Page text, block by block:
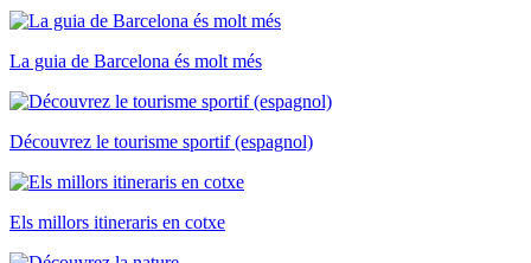
La guia de Barcelona és molt més
Découvrez le tourisme sportif (espagnol)
Els millors itineraris en cotxe